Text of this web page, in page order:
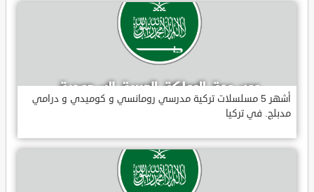
أشهر 5 مسلسلات تركية مدرسي رومانسي و كوميدي و درامي
مدبلج. في تركيا